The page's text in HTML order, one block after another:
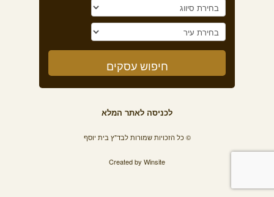
לכניסה לאתר המלא
© כל הזכויות שמורות לבד"ץ בית יוסף
Created by Winsite